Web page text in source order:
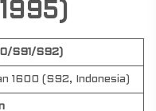
S91/S92)
1600 (S92, Indonesia)